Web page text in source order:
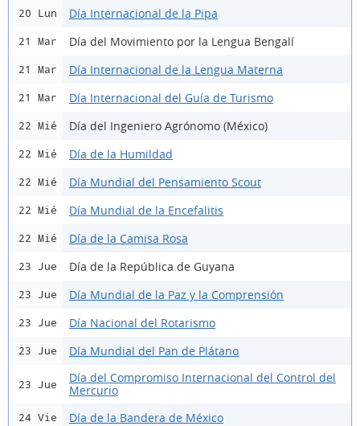
20 Lun Día Internacional de la Pipa
21 Mar Día del Movimiento por la Lengua Bengalí
21 Mar Día Internacional de la Lengua Materna
21 Mar Día Internacional del Guía de Turismo
22 Mié Día del Ingeniero Agrónomo (México)
22 Mié Día de la Humildad
22 Mié Día Mundial del Pensamiento Scout
22 Mié Día Mundial de la Encefalitis
22 Mié Día de la Camisa Rosa
23 Jue Día de la República de Guyana
23 Jue Día Mundial de la Paz y la Comprensión
23 Jue Día Nacional del Rotarismo
23 Jue Día Mundial del Pan de Plátano
23 Jue
Día del Compromiso Internacional del Control del
Mercurio
24 Vie Día de la Bandera de México